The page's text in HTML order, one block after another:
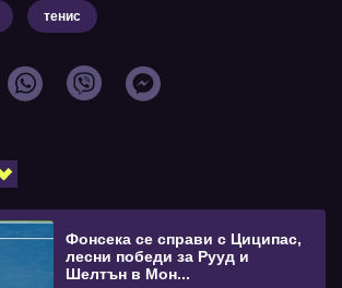
тенис
Фонсека се справи с Циципас,
лесни победи за Рууд и
Шелтън в Мон...